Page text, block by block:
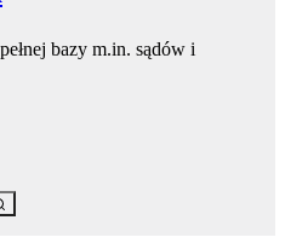
bazy m.in. sądów i